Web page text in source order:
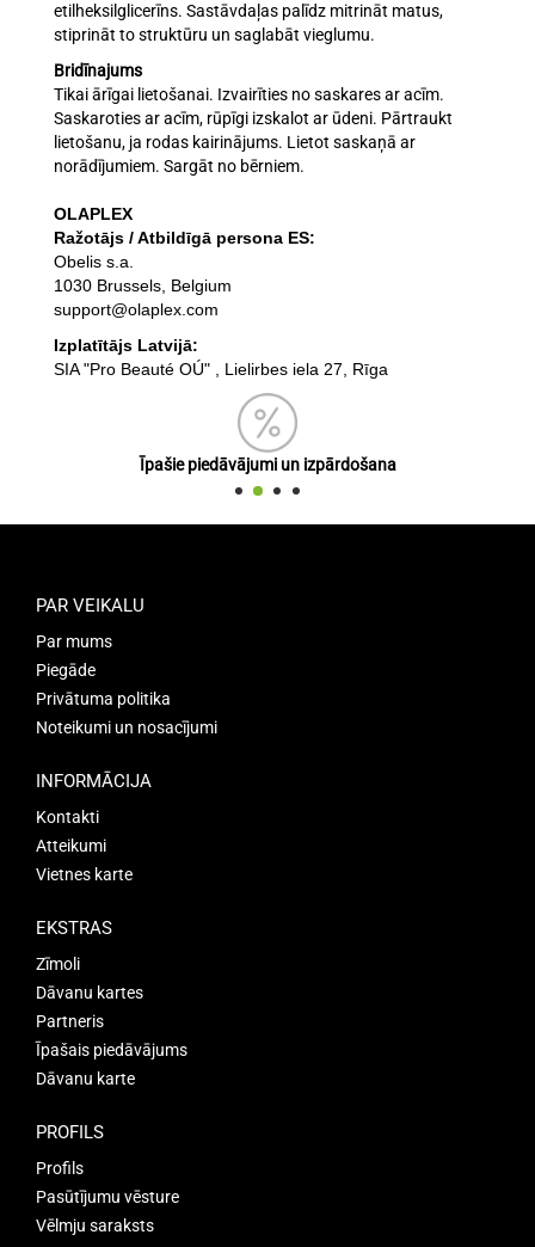
etilheksilglicerīns. Sastāvdaļas palīdz mitrināt matus,
stiprināt to struktūru un saglabāt vieglumu.
Bridīnajums
Tikai ārīgai lietošanai. Izvairīties no saskares ar acīm.
Saskaroties ar acīm, rūpīgi izskalot ar ūdeni. Pārtraukt
lietošanu, ja rodas kairinājums. Lietot saskaņā ar
norādījumiem. Sargāt no bērniem.
OLAPLEX
Ražotājs / Atbildīgā persona ES:
Obelis s.a.
1030 Brussels, Belgium
support@olaplex.com
Izplatītājs Latvijā:
SIA "Pro Beauté OÚ" , Lielirbes iela 27, Rīga
Īpašie piedāvājumi un izpārdošana
PAR VEIKALU
Par mums
Piegāde
Privātuma politika
Noteikumi un nosacījumi
INFORMĀCIJA
Kontakti
Atteikumi
Vietnes karte
EKSTRAS
Zīmoli
Dāvanu kartes
Partneris
Īpašais piedāvājums
Dāvanu karte
PROFILS
Profils
Pasūtījumu vēsture
Vēlmju saraksts